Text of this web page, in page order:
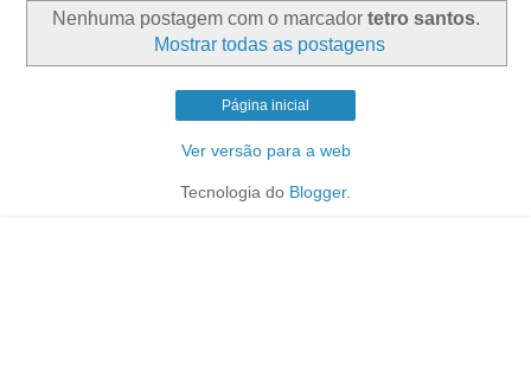
Nenhuma postagem com o marcador tetro santos.
Mostrar todas as postagens
Página inicial
Ver versão para a web
Tecnologia do Blogger.